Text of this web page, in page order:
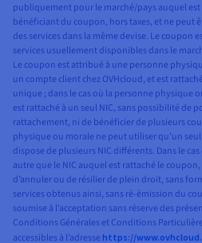
publiquement pour le marché/pays auquel
bénéficiant du coupon, hors taxes, et ne peut
des services dans la même devise. Le
services usuellement disponibles dans le
Le coupon est attribué à une personne
un compte client chez OVHcloud, et est
unique ; dans le cas où la personne physique
est rattaché à un seul NIC, sans possibilité de
rattachement, ni de bénéficier de plusieurs
physique ou morale ne peut utiliser qu’un
dispose de plusieurs NIC différents. Dans le
autre que le NIC auquel est rattaché le
d’annuler ou de résilier de plein droit, sans
services obtenus ainsi, sans ré-émission du
soumise à l’acceptation sans réserve des
Conditions Générales et Conditions
accessibles à l’adresse https://